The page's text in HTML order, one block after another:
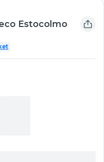
Estocolmo